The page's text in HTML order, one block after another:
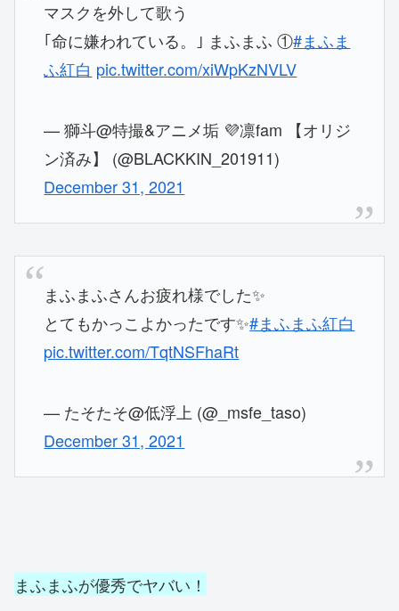
マスクを外して歌う
｢命に嫌われている。｣ まふまふ ①#まふま
ふ紅白 pic.twitter.com/xiWpKzNVLV
— 獅斗@特撮&アニメ垢 💜凛fam 【オリジ
ン済み】 (@BLACKKIN_201911)
December 31, 2021
まふまふさんお疲れ様でした✨
とてもかっこよかったです✨#まふまふ紅白
pic.twitter.com/TqtNSFhaRt
— たそたそ@低浮上 (@_msfe_taso)
December 31, 2021
まふまふが優秀でヤバい！